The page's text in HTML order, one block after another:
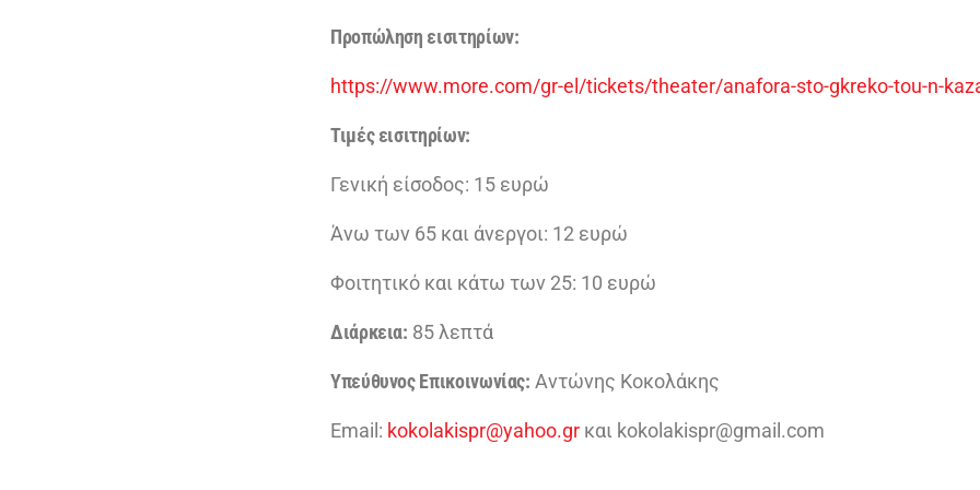
Προπώληση εισιτηρίων:
https://www.more.com/gr-el/tickets/theater/anafora-sto-gkreko-tou-n-
Τιμές εισιτηρίων:
Γενική είσοδος: 15 ευρώ
Άνω των 65 και άνεργοι: 12 ευρώ
Φοιτητικό και κάτω των 25: 10 ευρώ
Διάρκεια: 85 λεπτά
Υπεύθυνος Επικοινωνίας: Αντώνης Κοκολάκης
Εmail: kokolakispr@yahoo.gr και kokolakispr@gmail.com